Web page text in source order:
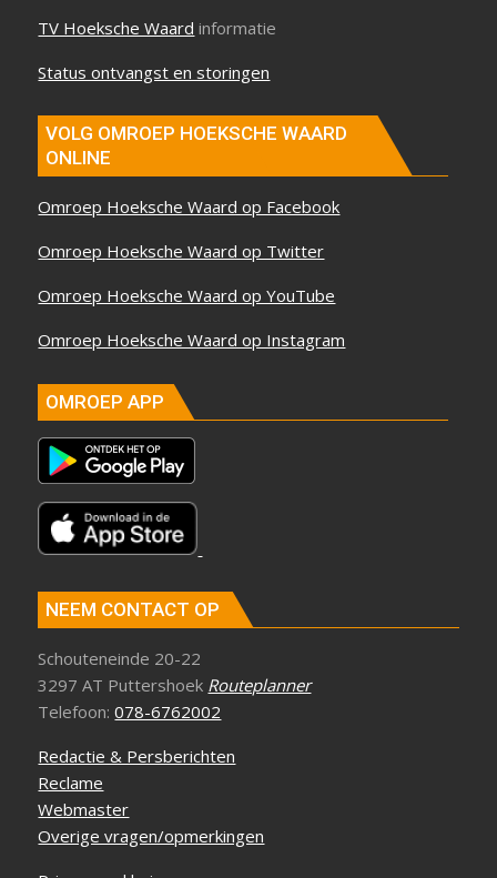
TV Hoeksche Waard informatie
Status ontvangst en storingen
VOLG OMROEP HOEKSCHE WAARD
ONLINE
Omroep Hoeksche Waard op Facebook
Omroep Hoeksche Waard op Twitter
Omroep Hoeksche Waard op YouTube
Omroep Hoeksche Waard op Instagram
OMROEP APP
NEEM CONTACT OP
Schouteneinde 20-22
3297 AT Puttershoek Routeplanner
Telefoon:078-6762002
Redactie & Persberichten
Reclame
Webmaster
Overige vragen/opmerkingen